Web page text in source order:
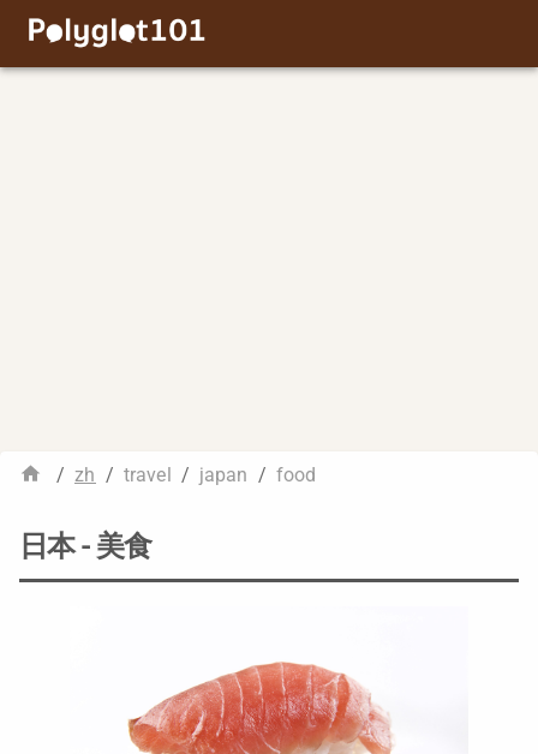
/ zh / travel / japan / food
日本 - 美食